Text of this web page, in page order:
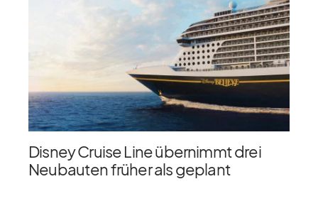
Disney Cruise Line übernimmt drei
Neubauten früher als geplant